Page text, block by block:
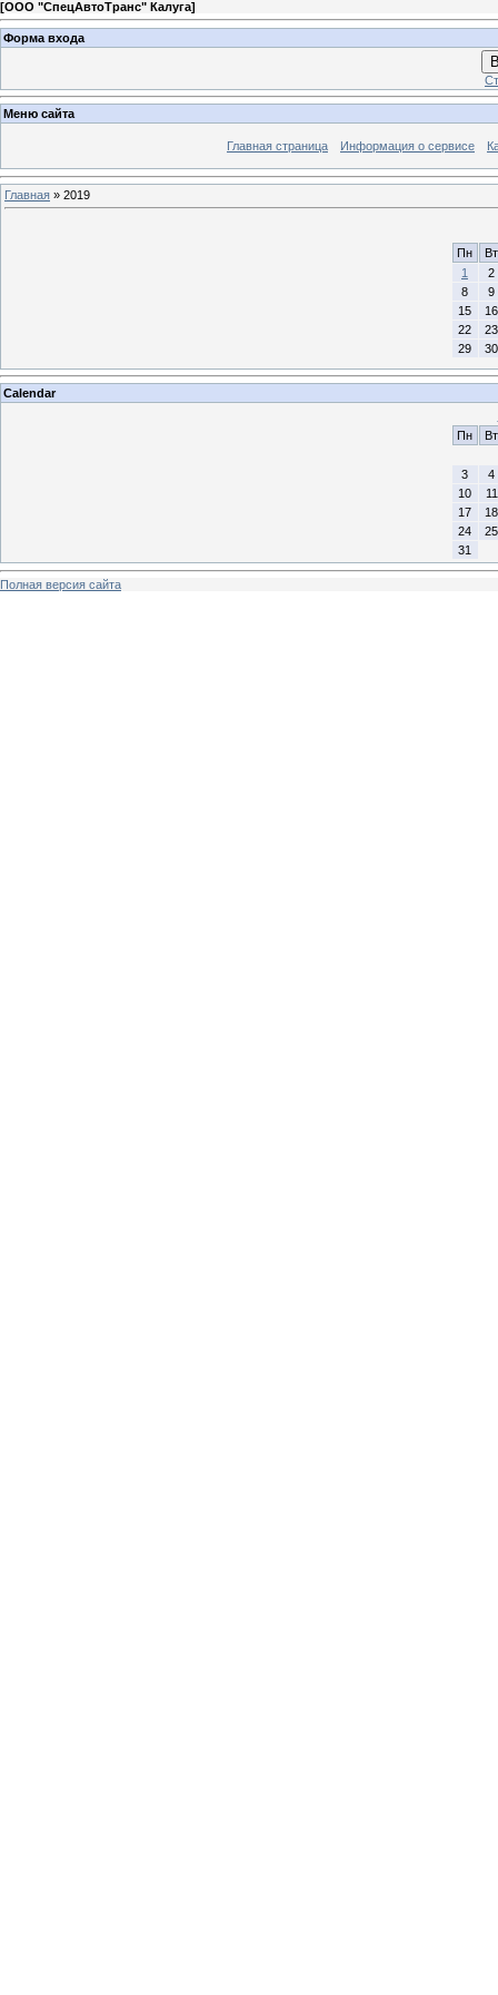
[ООО "СпецАвтоТранс" Калуга]
Форма входа
Меню сайта
Главная страница Информация о сервисе
Главная » 2019
Пн
Вт
1
2
8
9
15
16
22
23
29
30
Calendar
Пн
Вт
3
4
10
11
17
18
24
25
31
Полная версия сайта